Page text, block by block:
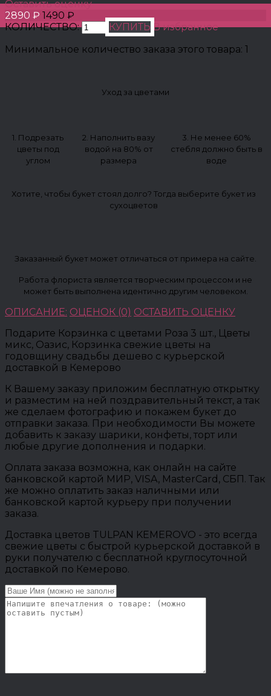
Оставить оценку
2890 ₽ 1490 ₽
КОЛИЧЕСТВО:
КУПИТЬ В избранное
Минимальное количество заказа этого товара: 1
Уход за цветами
1. Подрезать
цветы под
углом
2. Наполнить вазу
водой на 80% от
размера
3. Не менее 60%
стебля должно быть в
воде
Хотите, чтобы букет стоял долго? Тогда выберите букет из
сухоцветов
Заказанный букет может отличаться от примера на сайте.
Работа флориста является творческим процессом и не
может быть выполнена идентично другим человеком.
ОПИСАНИЕ: ОЦЕНОК (0) ОСТАВИТЬ ОЦЕНКУ
Подарите Корзинка с цветами Роза 3 шт., Цветы
микс, Оазис, Корзинка свежие цветы на
годовщину свадьбы дешево с курьерской
доставкой в Кемерово
К Вашему заказу приложим бесплатную открытку
и разместим на ней поздравительный текст, а так
же сделаем фотографию и покажем букет до
отправки заказа. При необходимости Вы можете
добавить к заказу шарики, конфеты, торт или
любые другие дополнения и подарки.
Оплата заказа возможна, как онлайн на сайте
банковской картой МИР, VISA, MasterCard, СБП. Так
же можно оплатить заказ наличными или
банковской картой курьеру при получении
заказа.
Доставка цветов TULPAN KEMEROVO - это всегда
свежие цветы с быстрой курьерской доставкой в
руки получателю с бесплатной круглосуточной
доставкой по Кемерово.